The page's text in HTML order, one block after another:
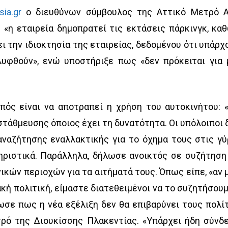
ο διευθύνων σύμβουλος της Αττικό Μετρό
εταιρεία δημοπρατεί τις εκτάσεις πάρκινγκ,
την ιδιοκτησία της εταιρείας, δεδομένου ότι
ενώ υποστήριξε πως «δεν πρόκειται για
είναι να αποτραπεί η χρήση του αυτοκινήτου:
όποιος έχει τη δυνατότητα. Οι υπόλοιποι
εναλλακτικής για το όχημα τους στις
Παράλληλα, δήλωσε ανοικτός σε
περιοχών για τα αιτήματά τους. Όπως είπε, «αν
πολιτική, είμαστε διατεθειμένοι να το
πως η νέα εξέλιξη δεν θα επιβαρύνει τους
της Διουκίσσης Πλακεντίας. «Υπάρχει ήδη